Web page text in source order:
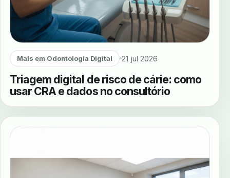
Mais em Odontologia Digital 21 jul 2026
Triagem digital de risco de cárie: como
usar CRA e dados no consultório